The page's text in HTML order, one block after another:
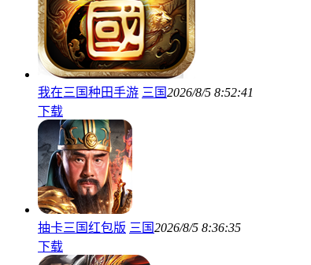
我在三国种田手游 三国2026/8/5 8:52:41
下载
抽卡三国红包版 三国2026/8/5 8:36:35
下载